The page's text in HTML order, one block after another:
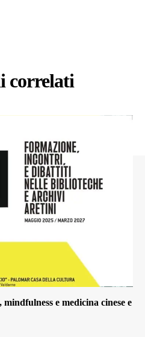
correlati
e medicina cinese e